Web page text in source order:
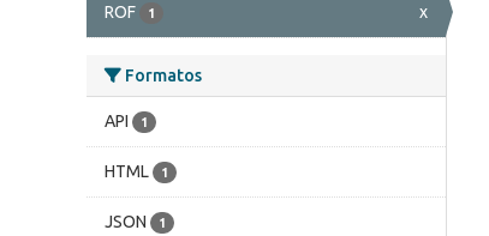
ROF 1 x
Formatos
API 1
HTML 1
JSON 1